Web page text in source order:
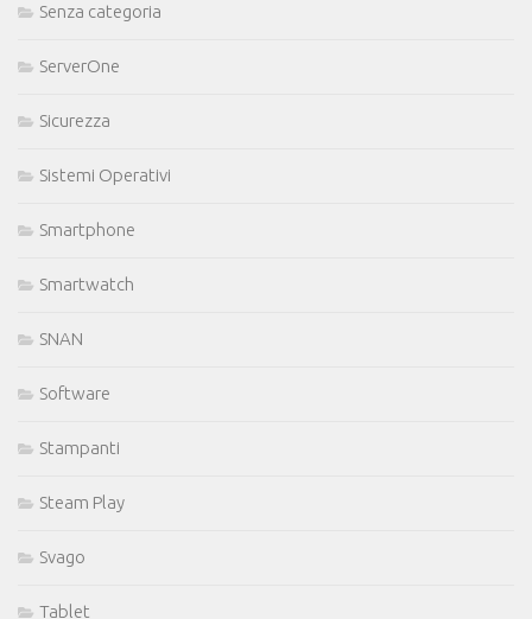
Senza categoria
ServerOne
Sicurezza
Sistemi Operativi
Smartphone
Smartwatch
SNAN
Software
Stampanti
Steam Play
Svago
Tablet